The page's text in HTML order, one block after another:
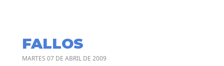
FALLOS
MARTES 07 DE ABRIL DE 2009